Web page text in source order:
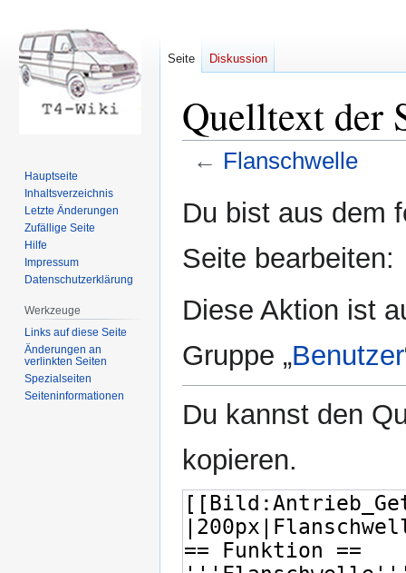
Quelltext der
← Flanschwelle
Navigation
Suche
Du bist aus dem
Seite bearbeiten:
Diese Aktion ist
Gruppe „Benutzer
Du kannst den
kopieren.
Seite Diskussion
Hauptseite
Inhaltsverzeichnis
Letzte Änderungen
Zufällige Seite
Hilfe
Impressum
Datenschutzerklärung
Werkzeuge
Links auf diese Seite
Änderungen an
verlinkten Seiten
Spezialseiten
Seiten­informationen